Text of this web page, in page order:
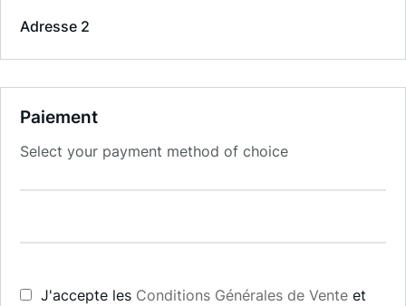
Adresse 2
Paiement
Select your payment method of choice
J'accepte les Conditions Générales de Vente et